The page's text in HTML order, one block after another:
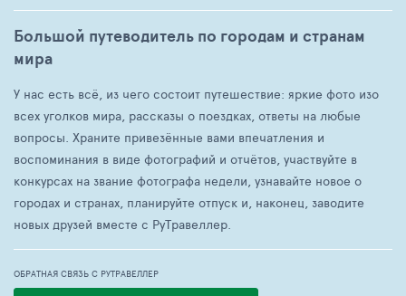
Большой путеводитель по городам и странам
мира
У нас есть всё, из чего состоит путешествие: яркие фото изо
всех уголков мира, рассказы о поездках, ответы на любые
вопросы. Храните привезённые вами впечатления и
воспоминания в виде фотографий и отчётов, участвуйте в
конкурсах на звание фотографа недели, узнавайте новое о
городах и странах, планируйте отпуск и, наконец, заводите
новых друзей вместе с РуТравеллер.
ОБРАТНАЯ СВЯЗЬ С РУТРАВЕЛЛЕР